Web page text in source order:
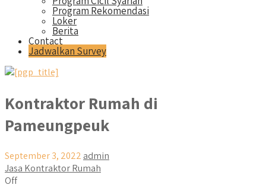
Program Rekomendasi
Loker
Berita
Contact
Jadwalkan Survey
Kontraktor Rumah di
Pameungpeuk
September 3, 2022 admin
Jasa Kontraktor Rumah
Off